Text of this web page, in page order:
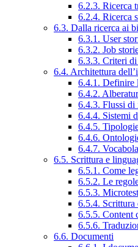
6.2.3. Ricerca
6.2.4. Ricerca
6.3. Dalla ricerca ai
6.3.1. User
6.3.2. Job
6.3.3. Criteri di
6.4. Architettura
6.4.1. Definire
6.4.2.
6.4.3. Flussi di
6.4.4. Sistemi
6.4.5.
6.4.6.
6.4.7.
6.5. Scrittura e
6.5.1. Come
6.5.2. Le
6.5.3.
6.5.4. Scrittura
6.5.5. Content
6.5.6.
6.6. Documenti